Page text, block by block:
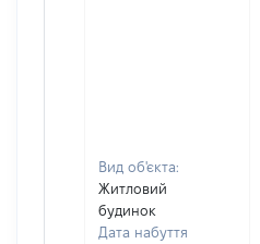
Вид об'єкта:
Житловий
будинок
Дата набуття